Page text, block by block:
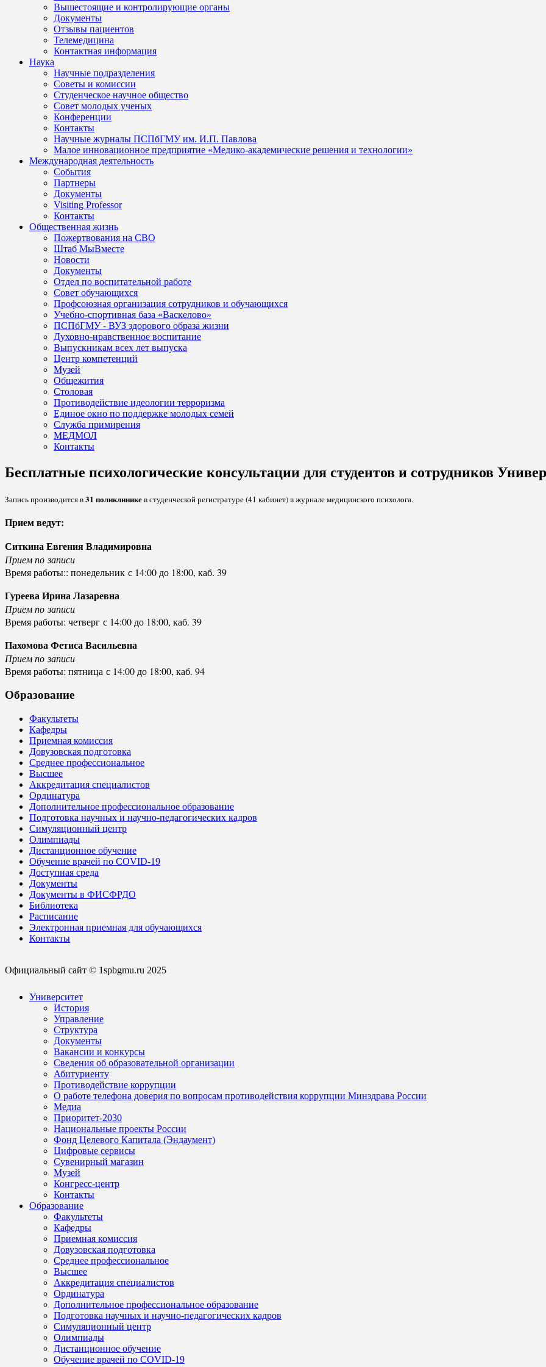
Вышестоящие и контролирующие органы
Документы
Отзывы пациентов
Телемедицина
Контактная информация
Наука
Научные подразделения
Советы и комиссии
Студенческое научное общество
Совет молодых ученых
Конференции
Контакты
Научные журналы ПСПбГМУ им. И.П. Павлова
Малое инновационное предприятие «Медико-академические решения и технологии»
Международная деятельность
События
Партнеры
Документы
Visiting Professor
Контакты
Общественная жизнь
Пожертвования на СВО
Штаб МыВместе
Новости
Документы
Отдел по воспитательной работе
Совет обучающихся
Профсоюзная организация сотрудников и обучающихся
Учебно-спортивная база «Васкелово»
ПСПбГМУ - ВУЗ здорового образа жизни
Духовно-нравственное воспитание
Выпускникам всех лет выпуска
Центр компетенций
Музей
Общежития
Столовая
Противодействие идеологии терроризма
Единое окно по поддержке молодых семей
Служба примирения
МЕДМОЛ
Контакты
Бесплатные психологические консультации для студентов и сотрудников
Запись производится в31 поликлиникев студенческой регистратуре (41 кабинет) в журнале медицинского психолога.
Прием ведут:
Ситкина Евгения Владимировна
Прием по записи
Время работы:: понедельник с 14:00 до 18:00, каб. 39
Гуреева Ирина Лазаревна
Прием по записи
Время работы: четверг с 14:00 до 18:00, каб. 39
Пахомова Фетиса Васильевна
Прием по записи
Время работы: пятница с 14:00 до 18:00, каб. 94
Образование
Факультеты
Кафедры
Приемная комиссия
Довузовская подготовка
Среднее профессиональное
Высшее
Аккредитация специалистов
Ординатура
Дополнительное профессиональное образование
Подготовка научных и научно-педагогических кадров
Симуляционный центр
Олимпиады
Дистанционное обучение
Обучение врачей по COVID-19
Доступная среда
Документы
Документы в ФИСФРДО
Библиотека
Расписание
Электронная приемная для обучающихся
Контакты
Официальный сайт © 1spbgmu.ru 2025
Университет
История
Управление
Структура
Документы
Вакансии и конкурсы
Сведения об образовательной организации
Абитуриенту
Противодействие коррупции
О работе телефона доверия по вопросам противодействия коррупции Минздрава России
Медиа
Приоритет-2030
Национальные проекты России
Фонд Целевого Капитала (Эндаумент)
Цифровые сервисы
Сувенирный магазин
Музей
Конгресс-центр
Контакты
Образование
Факультеты
Кафедры
Приемная комиссия
Довузовская подготовка
Среднее профессиональное
Высшее
Аккредитация специалистов
Ординатура
Дополнительное профессиональное образование
Подготовка научных и научно-педагогических кадров
Симуляционный центр
Олимпиады
Дистанционное обучение
Обучение врачей по COVID-19